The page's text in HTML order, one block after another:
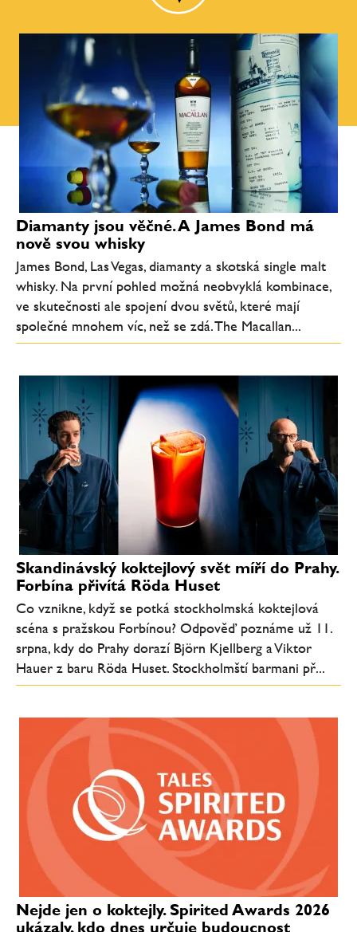
Diamanty jsou věčné. A James Bond má
nově svou whisky
James Bond, Las Vegas, diamanty a skotská single malt
whisky. Na první pohled možná neobvyklá kombinace,
ve skutečnosti ale spojení dvou světů, které mají
společné mnohem víc, než se zdá. The Macallan...
Skandinávský koktejlový svět míří do Prahy.
Forbína přivítá Röda Huset
Co vznikne, když se potká stockholmská koktejlová
scéna s pražskou Forbínou? Odpověď poznáme už 11.
srpna, kdy do Prahy dorazí Björn Kjellberg a Viktor
Hauer z baru Röda Huset. Stockholmští barmani př...
Nejde jen o koktejly. Spirited Awards 2026
ukázaly, kdo dnes určuje budoucnost